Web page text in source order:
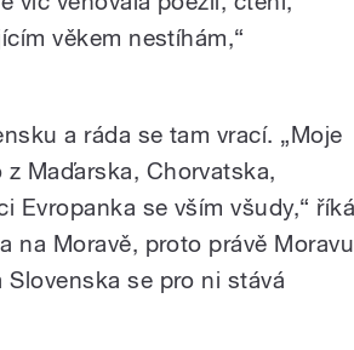
věkem nestíhám,“
a ráda se tam vrací. „Moje
Maďarska, Chorvatska,
Evropanka se vším všudy,“ říká
na Moravě, proto právě Moravu
Slovenska se pro ni stává